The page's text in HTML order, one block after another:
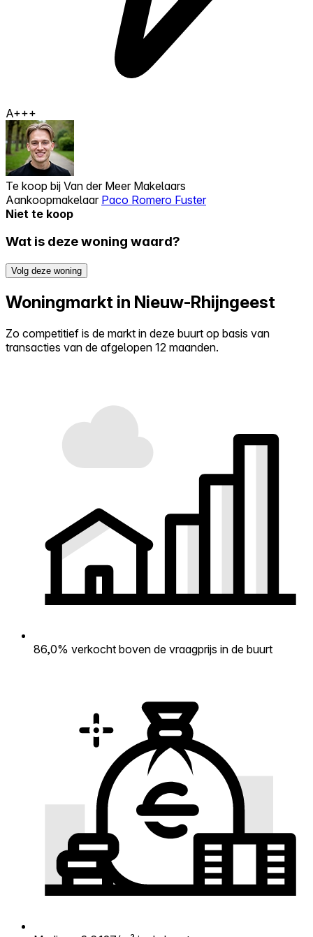
A+++
Te koop bij Van der Meer Makelaars
Aankoopmakelaar Paco Romero Fuster
Niet te koop
Wat is deze woning waard?
Volg deze woning
Woningmarkt in Nieuw-Rhijngeest
Zo competitief is de markt in deze buurt op basis van
transacties van de afgelopen 12 maanden.
86,0% verkocht boven de vraagprijs in de buurt